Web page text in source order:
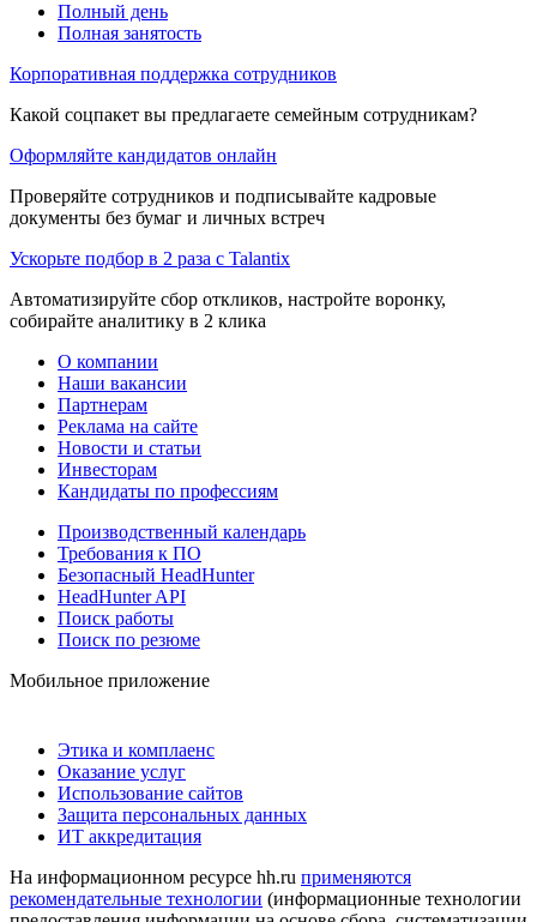
Полный день
Полная занятость
Корпоративная поддержка сотрудников
Какой соцпакет вы предлагаете семейным сотрудникам?
Оформляйте кандидатов онлайн
Проверяйте сотрудников и подписывайте кадровые
документы без бумаг и личных встреч
Ускорьте подбор в 2 раза с Talantix
Автоматизируйте сбор откликов, настройте воронку,
собирайте аналитику в 2 клика
О компании
Наши вакансии
Партнерам
Реклама на сайте
Новости и статьи
Инвесторам
Кандидаты по профессиям
Производственный календарь
Требования к ПО
Безопасный HeadHunter
HeadHunter API
Поиск работы
Поиск по резюме
Мобильное приложение
Этика и комплаенс
Оказание услуг
Использование сайтов
Защита персональных данных
ИТ аккредитация
На информационном ресурсе hh.ru применяются
рекомендательные технологии (информационные технологии